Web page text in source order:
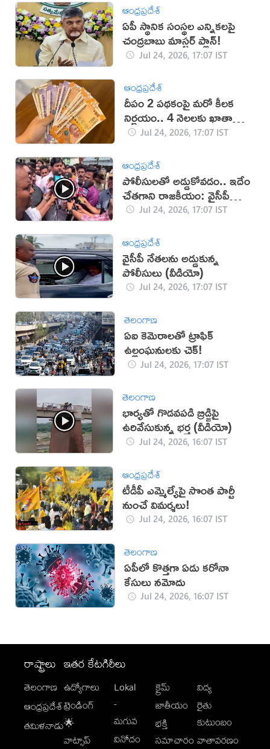
ఆంధ్రప్రదేశ్
ఏపీ స్థానిక సంస్థల ఎన్నికలపై
చంద్రబాబు మాస్టర్ ప్లాన్!
Jul 24, 2026, 17:07 IST
ఆంధ్రప్రదేశ్
దీపం 2 పథకంపై మరో కీలక
నిర్ణయం.. 4 నెలలకు ఖాతాల్లోకి
డబ్బులుJul 24, 2026, 17:07 IST
ఆంధ్రప్రదేశ్
పోలీసులతో అడ్డుకోవడం.. ఇదేం
చేతగాని రాజకీయం: వైసీపీ
ట్వీట్Jul 24, 2026, 17:07 IST
ఆంధ్రప్రదేశ్
వైసీపీ నేతలను అడ్డుకున్న
పోలీసులు (వీడియో)
Jul 24, 2026, 17:07 IST
తెలంగాణ
ఏఐ కెమెరాలతో ట్రాఫిక్
ఉల్లంఘనులకు చెక్!
Jul 24, 2026, 17:07 IST
తెలంగాణ
భార్యతో గొడవపడి బ్రిడ్జిపై
ఉరివేసుకున్న భర్త (వీడియో)
Jul 24, 2026, 16:07 IST
ఆంధ్రప్రదేశ్
టీడీపీ ఎమ్మెల్యేపై సొంత పార్టీ
నుంచే విమర్శలు!
Jul 24, 2026, 16:07 IST
తెలంగాణ
ఏపీలో కొత్తగా ఏడు కరోనా
కేసులు నమోదు
Jul 24, 2026, 16:07 IST
రాష్ట్రాలు
తెలంగాణ
ఆంధ్రప్రదేశ్
తమిళనాడు
ఇతర కేటగిరీలు
ఉద్యోగాలు
ట్రెండింగ్
🌟
వాట్సాప్
Lokal
-
మగువ
వినోదం
క్రైమ్
జాతీయం
భక్తి
సమాచారం
విద్య
రైతు
కుటుంబం
వాతావరణం